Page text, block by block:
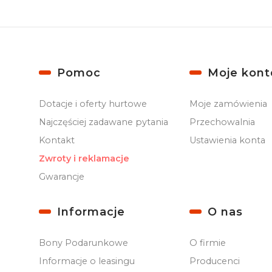
Linki w stopce
Pomoc
Dotacje i oferty hurtowe
Najczęściej zadawane pytania
Kontakt
Zwroty i reklamacje
Gwarancje
Moje
Moje zamówienia
Przechowalnia
Ustawienia konta
Informacje
Bony Podarunkowe
Informacje o leasingu
O nas
O firmie
Producenci